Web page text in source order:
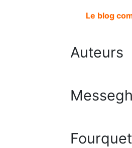
Le blog
Auteurs